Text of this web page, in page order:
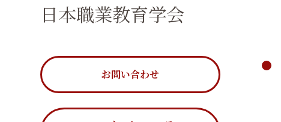
日本職業教育学会
お問い合わせ